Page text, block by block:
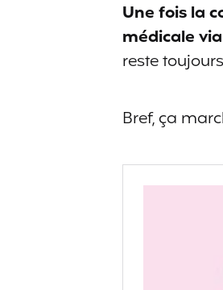
Une fois la
médicale
reste
Bref, ça